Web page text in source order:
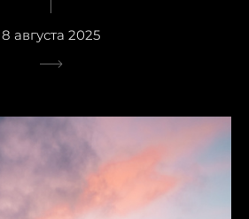
8 августа 2025